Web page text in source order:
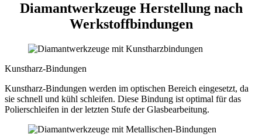
Diamantwerkzeuge Herstellung nach
Werkstoffbindungen
Kunstharz-Bindungen
Kunstharz-Bindungen werden im optischen Bereich eingesetzt, da
sie schnell und kühl schleifen. Diese Bindung ist optimal für das
Polierschleifen in der letzten Stufe der Glasbearbeitung.